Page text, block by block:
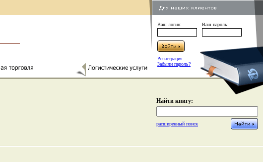
Ваш логин: Ваш пароль:
Регистрация
Забыли пароль?
Найти книгу:
расширенный поиск